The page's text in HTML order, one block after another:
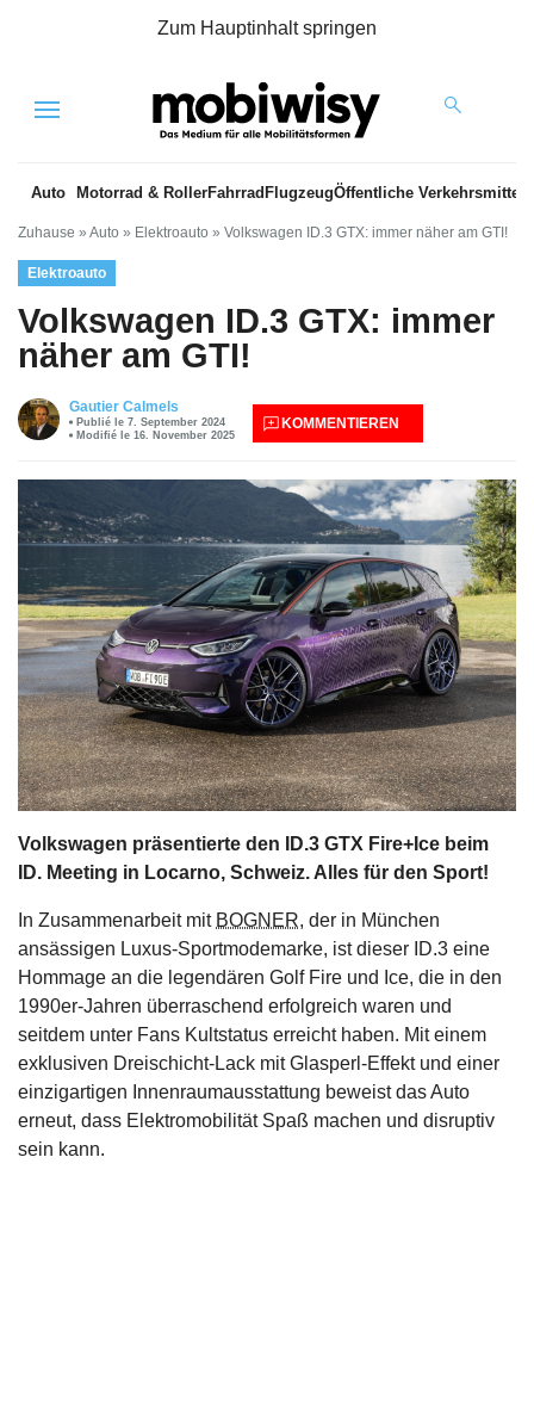
Zum Hauptinhalt springen
Menu
Auto Motorrad & RollerFahrrad FlugzeugÖffentliche Verkehrsmittel
Zuhause » Auto » Elektroauto » Volkswagen ID.3 GTX: immer näher am GTI!
Elektroauto
Volkswagen ID.3 GTX: immer
näher am GTI!
Gautier Calmels
Publié le 7. September 2024
Modifié le 16. November 2025
KOMMENTIEREN
Volkswagen präsentierte den ID.3 GTX Fire+Ice beim
ID. Meeting in Locarno, Schweiz. Alles für den Sport!
In Zusammenarbeit mit BOGNER, der in München
ansässigen Luxus-Sportmodemarke, ist dieser ID.3 eine
Hommage an die legendären Golf Fire und Ice, die in den
1990er-Jahren überraschend erfolgreich waren und
seitdem unter Fans Kultstatus erreicht haben. Mit einem
exklusiven Dreischicht-Lack mit Glasperl-Effekt und einer
einzigartigen Innenraumausstattung beweist das Auto
erneut, dass Elektromobilität Spaß machen und disruptiv
sein kann.